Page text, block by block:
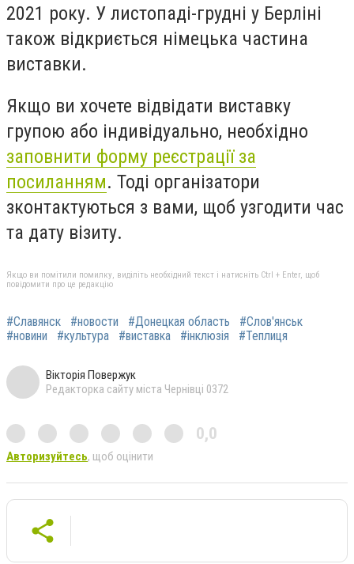
2021 року. У листопаді-грудні у Берліні
також відкриється німецька частина
виставки.
Якщо ви хочете відвідати виставку
групою або індивідуально, необхідно
заповнити форму реєстрації за
посиланням. Тоді організатори
зконтактуються з вами, щоб узгодити час
та дату візиту.
Якщо ви помітили помилку, виділіть необхідний текст і натисніть Ctrl + Enter, щоб
повідомити про це редакцію
#Славянск #новости #Донецкая область
#Слов'янськ
#новини
#культура #виставка #інклюзія #Теплиця
Вікторія Повержук
Редакторка сайту міста Чернівці 0372
0,0
Авторизуйтесь, щоб оцінити